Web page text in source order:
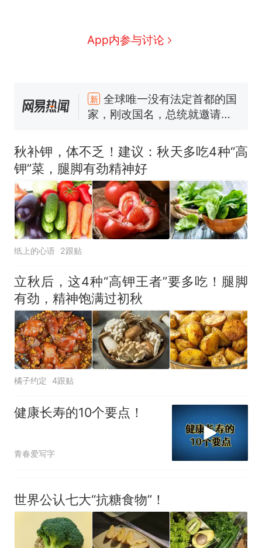
App内参与讨论
十多万人报名的考试，成绩
家，刚改国名，总统就邀请中
国大使骑行绕了几乎整个国境
搬家报价570元，搬到楼下交
了……
视频丨只要一枚命中就能让航
母瘫痪 轰-6J实力有多强？
空调24小时开着反而更省电？
电力部门回应
佛山一中学招聘物理教师，笔
试前13名均遭淘汰？教育局：
已叫停招聘，成立调查组全面
热 十多万人报名的考试，成绩
秋补钾，体不乏！建议：秋天多吃4种“高
钾”菜，腿脚有劲精神好
纸上的心语 2跟贴
立秋后，这4种“高钾王者”要多吃！腿脚
有劲，精神饱满过初秋
橘子约定 4跟贴
健康长寿的10个要点！
青春爱写字
世界公认七大“抗糖食物”！